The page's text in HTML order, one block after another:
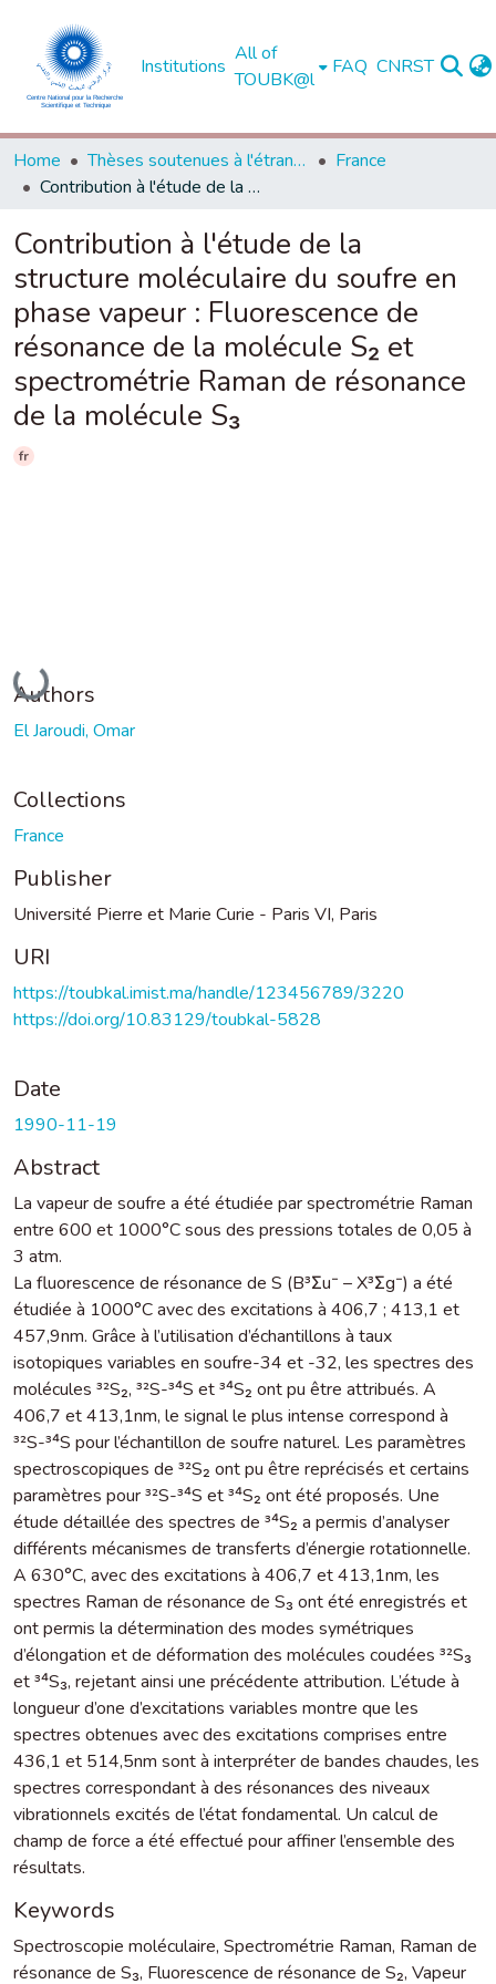
Institutions
All of
TOUBK@l
FAQ CNRST
Home Thèses soutenues à l'étranger
France
Contribution à l'étude de la structure moléculaire du soufre en phase vapeur : Fluorescence de résonance de la molécule S₂ et spectrométrie Raman de résonance de la molécule S₃
Contribution à l'étude de la
structure moléculaire du soufre en
phase vapeur : Fluorescence de
résonance de la molécule S₂ et
spectrométrie Raman de résonance
de la molécule S₃
fr
Loading...
Authors
El Jaroudi, Omar
Collections
France
Publisher
Université Pierre et Marie Curie - Paris VI, Paris
URI
https://toubkal.imist.ma/handle/123456789/3220
https://doi.org/10.83129/toubkal-5828
Date
1990-11-19
Abstract
La vapeur de soufre a été étudiée par spectrométrie Raman
entre 600 et 1000°C sous des pressions totales de 0,05 à
3 atm.
La fluorescence de résonance de S (B³Σu⁻ – X³Σg⁻) a été
étudiée à 1000°C avec des excitations à 406,7 ; 413,1 et
457,9nm. Grâce à l’utilisation d’échantillons à taux
isotopiques variables en soufre-34 et -32, les spectres des
molécules ³²S₂, ³²S-³⁴S et ³⁴S₂ ont pu être attribués. A
406,7 et 413,1nm, le signal le plus intense correspond à
³²S-³⁴S pour l’échantillon de soufre naturel. Les paramètres
spectroscopiques de ³²S₂ ont pu être reprécisés et certains
paramètres pour ³²S-³⁴S et ³⁴S₂ ont été proposés. Une
étude détaillée des spectres de ³⁴S₂ a permis d’analyser
différents mécanismes de transferts d’énergie rotationnelle.
A 630°C, avec des excitations à 406,7 et 413,1nm, les
spectres Raman de résonance de S₃ ont été enregistrés et
ont permis la détermination des modes symétriques
d’élongation et de déformation des molécules coudées ³²S₃
et ³⁴S₃, rejetant ainsi une précédente attribution. L’étude à
longueur d’one d’excitations variables montre que les
spectres obtenues avec des excitations comprises entre
436,1 et 514,5nm sont à interpréter de bandes chaudes, les
spectres correspondant à des résonances des niveaux
vibrationnels excités de l’état fondamental. Un calcul de
champ de force a été effectué pour affiner l’ensemble des
résultats.
Keywords
Spectroscopie moléculaire, Spectrométrie Raman, Raman de
résonance de S₃, Fluorescence de résonance de S₂, Vapeur